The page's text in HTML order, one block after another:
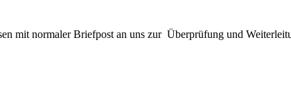
mit normaler Briefpost an uns zur Überprüfung und